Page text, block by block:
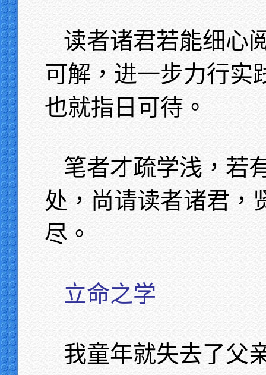
读者诸君若能细心
可解，进一步力行实
也就指日可待。
笔者才疏学浅，若
处，尚请读者诸君，
尽。
立命之学
我童年就失去了父